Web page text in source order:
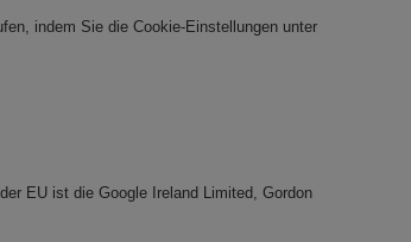
indem Sie die Cookie-Einstellungen unter
EU ist die Google Ireland Limited, Gordon